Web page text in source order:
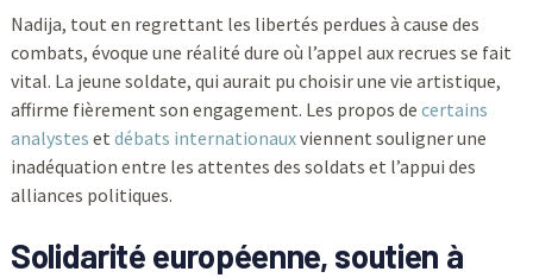
Nadija, tout en regrettant les libertés perdues à cause des
combats, évoque une réalité dure où l’appel aux recrues se fait
vital. La jeune soldate, qui aurait pu choisir une vie artistique,
affirme fièrement son engagement. Les propos de certains
analystes et débats internationauxviennent souligner une
inadéquation entre les attentes des soldats et l’appui des
alliances politiques.
Solidarité européenne, soutien à